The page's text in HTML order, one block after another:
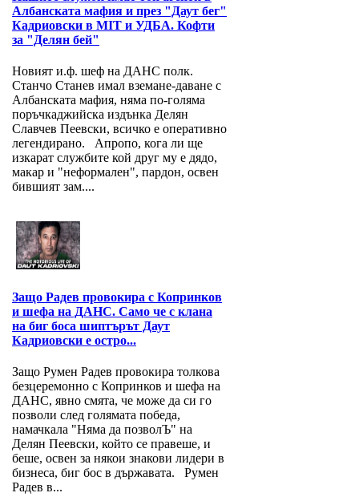
Албанската мафия и през "Даут бег"
Кадриовски в MIT и УДБА. Кофти
за "Делян бей"
Новият и.ф. шеф на ДАНС полк.
Станчо Станев имал вземане-даване с
Албанската мафия, няма по-голяма
поръчкаджийска издънка Делян
Славчев Пеевски, всичко е оперативно
легендирано. Апропо, кога ли ще
изкарат службите кой друг му е дядо,
макар и "неформален", пардон, освен
бившият зам....
Защо Радев провокира с Копринков
и шефа на ДАНС. Само че с клана
на биг боса шиптърът Даут
Кадриовски е остро...
Защо Румен Радев провокира толкова
безцеремонно с Копринков и шефа на
ДАНС, явно смята, че може да си го
позволи след голямата победа,
намачкала "Няма да позволЪ" на
Делян Пеевски, който се правеше, и
беше, освен за някои знакови лидери в
бизнеса, биг бос в държавата. Румен
Радев в...